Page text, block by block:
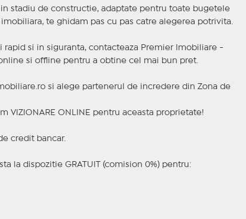
stadiu de constructie, adaptate pentru toate bugetele
te ghidam pas cu pas catre alegerea potrivita.
rapid si in siguranta, contacteaza Premier Imobiliare -
si offline pentru a obtine cel mai bun pret.
si alege partenerul de incredere din Zona de
VIZIONARE ONLINE pentru aceasta proprietate!
credit bancar.
la dispozitie GRATUIT (comision 0%) pentru: